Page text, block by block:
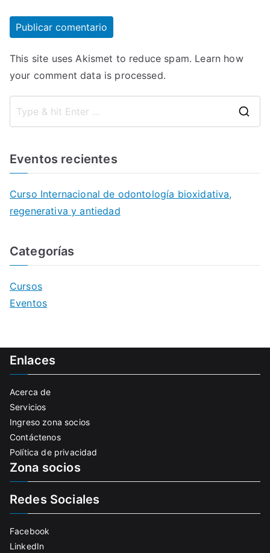
This site uses Akismet to reduce spam. Learn how
your comment data is processed.
Eventos recientes
Curso Internacional de odontología bioxidativa,
regenerativa y antiedad
Categorías
Cursos
Eventos
Enlaces
Acerca de
Servicios
Ingreso zona socios
Contáctenos
Política de privacidad
Zona socios
Redes Sociales
Facebook
LinkedIn